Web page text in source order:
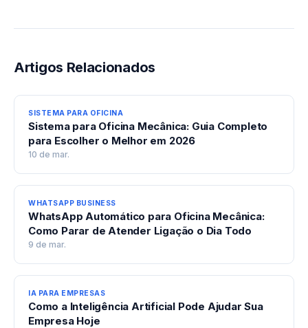
Artigos Relacionados
SISTEMA PARA OFICINA
Sistema para Oficina Mecânica: Guia Completo
para Escolher o Melhor em 2026
10 de mar.
WHATSAPP BUSINESS
WhatsApp Automático para Oficina Mecânica:
Como Parar de Atender Ligação o Dia Todo
9 de mar.
IA PARA EMPRESAS
Como a Inteligência Artificial Pode Ajudar Sua
Empresa Hoje